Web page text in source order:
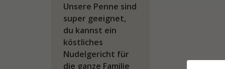
Unsere Penne sind
super geeignet,
du kannst ein
köstliches
Nudelgericht für
die ganze Familie